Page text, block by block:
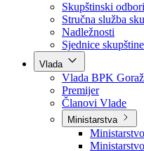
Poslanici po
Poslanici po
Kolegij skupštine
Skupštinski
Stručna služba
Nadležnosti
Sjednice skupštine
Vlada
Vlada BPK
Premijer
Članovi Vlade